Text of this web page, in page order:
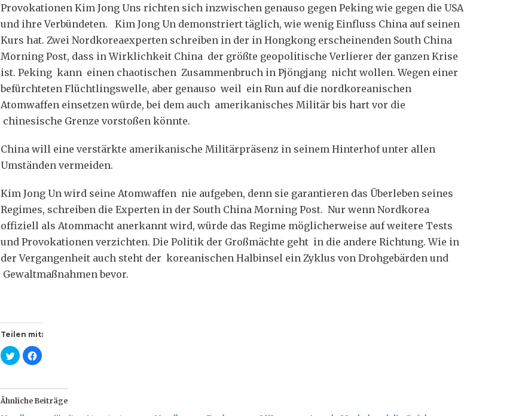
Provokationen Kim Jong Uns richten sich inzwischen genauso gegen Peking wie gegen die USA
und ihre Verbündeten. Kim Jong Un demonstriert täglich, wie wenig Einfluss China auf seinen
Kurs hat. Zwei Nordkoreaexperten schreiben in der in Hongkong erscheinenden South China
Morning Post, dass in Wirklichkeit China der größte geopolitische Verlierer der ganzen Krise
ist. Peking kann einen chaotischen Zusammenbruch in Pjöngjang nicht wollen. Wegen einer
befürchteten Flüchtlingswelle, aber genauso weil ein Run auf die nordkoreanischen
Atomwaffen einsetzen würde, bei dem auch amerikanisches Militär bis hart vor die
chinesische Grenze vorstoßen könnte.
China will eine verstärkte amerikanische Militärpräsenz in seinem Hinterhof unter allen
Umständen vermeiden.
Kim Jong Un wird seine Atomwaffen nie aufgeben, denn sie garantieren das Überleben seines
Regimes, schreiben die Experten in der South China Morning Post. Nur wenn Nordkorea
offiziell als Atommacht anerkannt wird, würde das Regime möglicherweise auf weitere Tests
und Provokationen verzichten. Die Politik der Großmächte geht in die andere Richtung. Wie in
der Vergangenheit auch steht der koreanischen Halbinsel ein Zyklus von Drohgebärden und
Gewaltmaßnahmen bevor.
Teilen mit:
K
l
,
u
m
K
l
,
u
m
Ähnliche Beiträge